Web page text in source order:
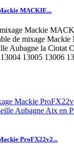
MACKIE...
Mackie
de mixage
Aubagne la Ciotat
13005 13006
ProFX22v2...